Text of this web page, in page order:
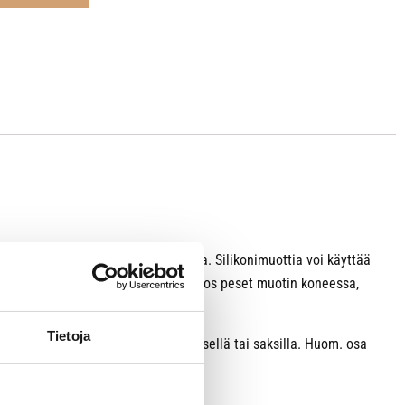
Tietoja
leivos on helppo irrottaa. Silikonimuottia voi käyttää
niin usein rasvata uudestaan. Jos peset muotin koneessa,
käsittele tai leikkaa silikonia veitsellä tai saksilla. Huom. osa